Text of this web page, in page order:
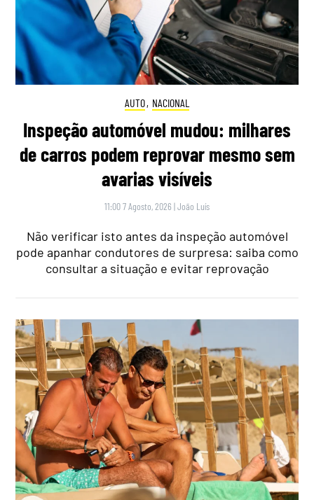
AUTO, NACIONAL
Inspeção automóvel mudou: milhares
de carros podem reprovar mesmo sem
avarias visíveis
11:00 7 Agosto, 2026 |João Luís
Não verificar isto antes da inspeção automóvel
pode apanhar condutores de surpresa: saiba como
consultar a situação e evitar reprovação